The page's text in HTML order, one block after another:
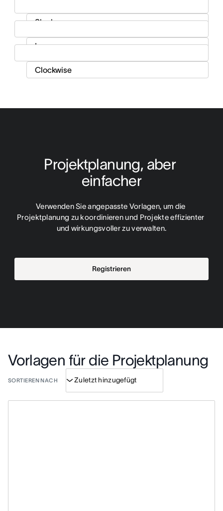
Projektplanung, aber
einfacher
Verwenden Sie angepasste Vorlagen, um die
Projektplanung zu koordinieren und Projekte effizienter
und wirkungsvoller zu verwalten.
Registrieren
Vorlagen für die Projektplanung
SORTIEREN NACH